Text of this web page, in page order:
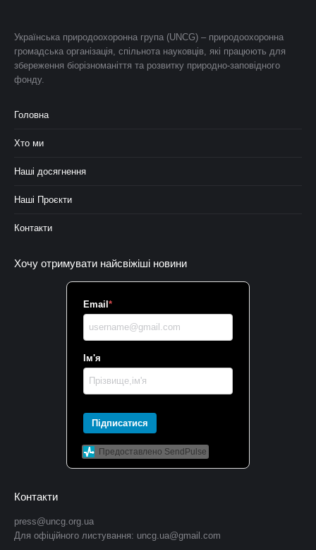
Українська природоохоронна група (UNCG) – природоохоронна
громадська організація, спільнота науковців, які працюють для
збереження біорізноманіття та розвитку природно-заповідного
фонду.
Головна
Хто ми
Наші досягнення
Наші Проєкти
Контакти
Хочу отримувати найсвіжіші новини
Email *
Ім'я
Підписатися
Предоставлено SendPulse
Контакти
press@uncg.org.ua
Для офіційного листування: uncg.ua@gmail.com